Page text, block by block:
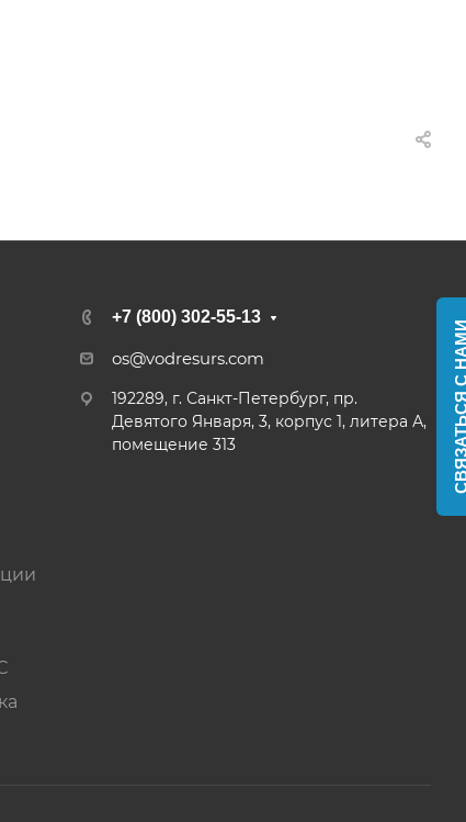
+7 (800) 302-55-13
os@vodresurs.com
192289, г. Санкт-Петербург, пр.
Девятого Января, 3, корпус 1, литера А,
помещение 313